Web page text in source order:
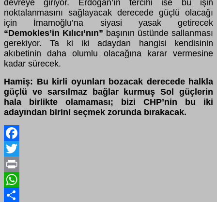
devreye giriyor. Erdoğan’ın tercihi ise bu işin
noktalanmasını sağlayacak derecede güçlü olacağı
için İmamoğlu’na siyasi yasak getirecek
“Demokles’in Kılıcı’nın” başının üstünde sallanması
gerekiyor. Ta ki iki adaydan hangisi kendisinin
akıbetinin daha olumlu olacağına karar vermesine
kadar sürecek.
Hamiş: Bu kirli oyunları bozacak derecede halkla
güçlü ve sarsılmaz bağlar kurmuş Sol güçlerin
hala birlikte olamaması; bizi CHP’nin bu iki
adayından birini seçmek zorunda bırakacak.
Facebook
Twitter
Print
WhatsApp